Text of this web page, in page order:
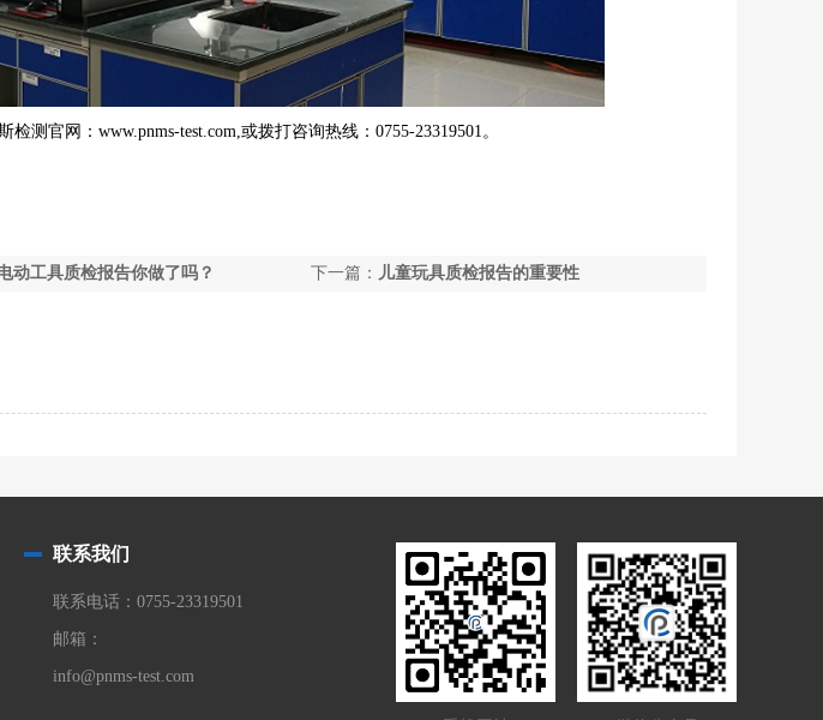
检测官网： www.pnms-test.com,或拨打咨询热线： 0755-23319501。
动工具质检报告你做了吗？ 下一篇： 儿童玩具质检报告的重要性
联系我们
联系电话：0755-23319501
邮箱：
info@pnms-test.com